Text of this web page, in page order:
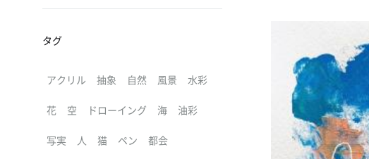
タグ
アクリル 抽象 自然 風景 水彩
花 空 ドローイング 海 油彩
写実 人 猫 ペン 都会